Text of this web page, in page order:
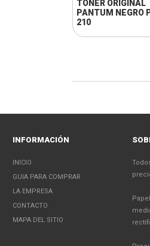
TONER ORIGINAL
PANTUM NEGRO
210
INFORMACIÓN
INICIO
GUIA PARA COMPRAR
LA EMPRESA
CONTACTO
MAPA DEL SITIO